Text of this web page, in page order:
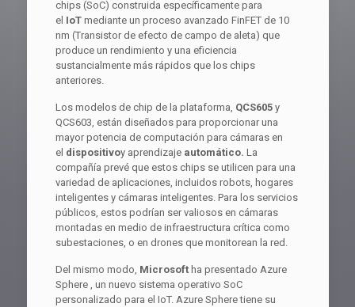
chips (SoC) construida específicamente para
el IoTmediante un proceso avanzado FinFET de 10
nm (Transistor de efecto de campo de aleta) que
produce un rendimiento y una eficiencia
sustancialmente más rápidos que los chips
anteriores.
Los modelos de chip de la plataforma, QCS605y
QCS603, están diseñados para proporcionar una
mayor potencia de computación para cámaras en
el dispositivoy aprendizaje automático. La
compañía prevé que estos chips se utilicen para una
variedad de aplicaciones, incluidos robots, hogares
inteligentes y cámaras inteligentes. Para los servicios
públicos, estos podrían ser valiosos en cámaras
montadas en medio de infraestructura crítica como
subestaciones, o en drones que monitorean la red.
Del mismo modo, Microsoftha presentado Azure
Sphere , un nuevo sistema operativo SoC
personalizado para el IoT. Azure Sphere tiene su